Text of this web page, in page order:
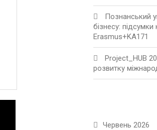
Познанський
бізнесу:
Erasmus+KA171
Project_HUB
розвитку
Червень 2026